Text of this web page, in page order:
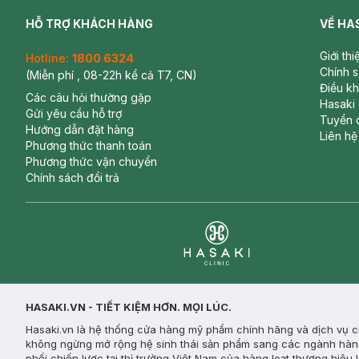
HỖ TRỢ KHÁCH HÀNG
Hotline: 1800 6324
(Miễn phí , 08-22h kể cả T7, CN)
Các câu hỏi thường gặp
Gửi yêu cầu hỗ trợ
Hướng dẫn đặt hàng
Phương thức thanh toán
Phương thức vận chuyển
Chính sách đổi trả
VỀ
Giới
Chính
Điều
Hasaki
Tuyển
Liên hệ
HASAKI.VN - TIẾT KIỆM HƠN. MỌI LÚC.
Hasaki.vn là hệ thống cửa hàng mỹ phẩm chính hãng và dịch
không ngừng mở rộng hệ sinh thái sản phẩm sang các ngành